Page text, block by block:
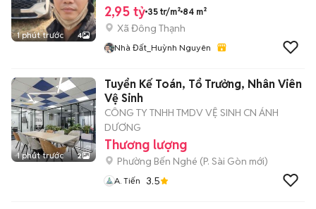
1 phút trước 4
2,95 tỷ 35 tr/m² 84 m²
Xã Đông Thạnh
Nhà Đất_Huỳnh Nguyên
1 phút trước 2
Tuyển Kế Toán, Tổ Trưởng, Nhân Viên
Vệ Sinh
CÔNG TY TNHH TMDV VỆ SINH CN ÁNH
DƯƠNG
Thương lượng
Phường Bến Nghé (P. Sài Gòn mới)
A. Tiến 3.5